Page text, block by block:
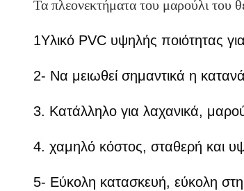
Τα πλεονεκτήματα του μαρούλι του
1Υλικό PVC υψηλής ποιότητας
2- Να μειωθεί σημαντικά η
3. Κατάλληλο για λαχανικά,
4. χαμηλό κόστος, σταθερή και
5- Εύκολη κατασκευή, εύκολη στη